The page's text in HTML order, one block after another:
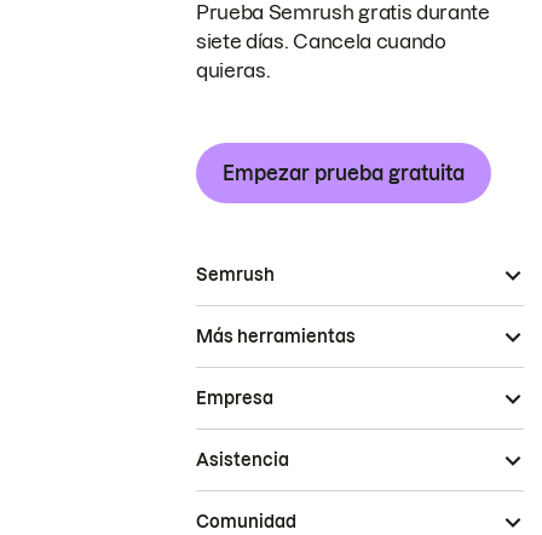
Prueba Semrush gratis durante
siete días. Cancela cuando
quieras.
Empezar prueba gratuita
Semrush
Más herramientas
Empresa
Asistencia
Comunidad